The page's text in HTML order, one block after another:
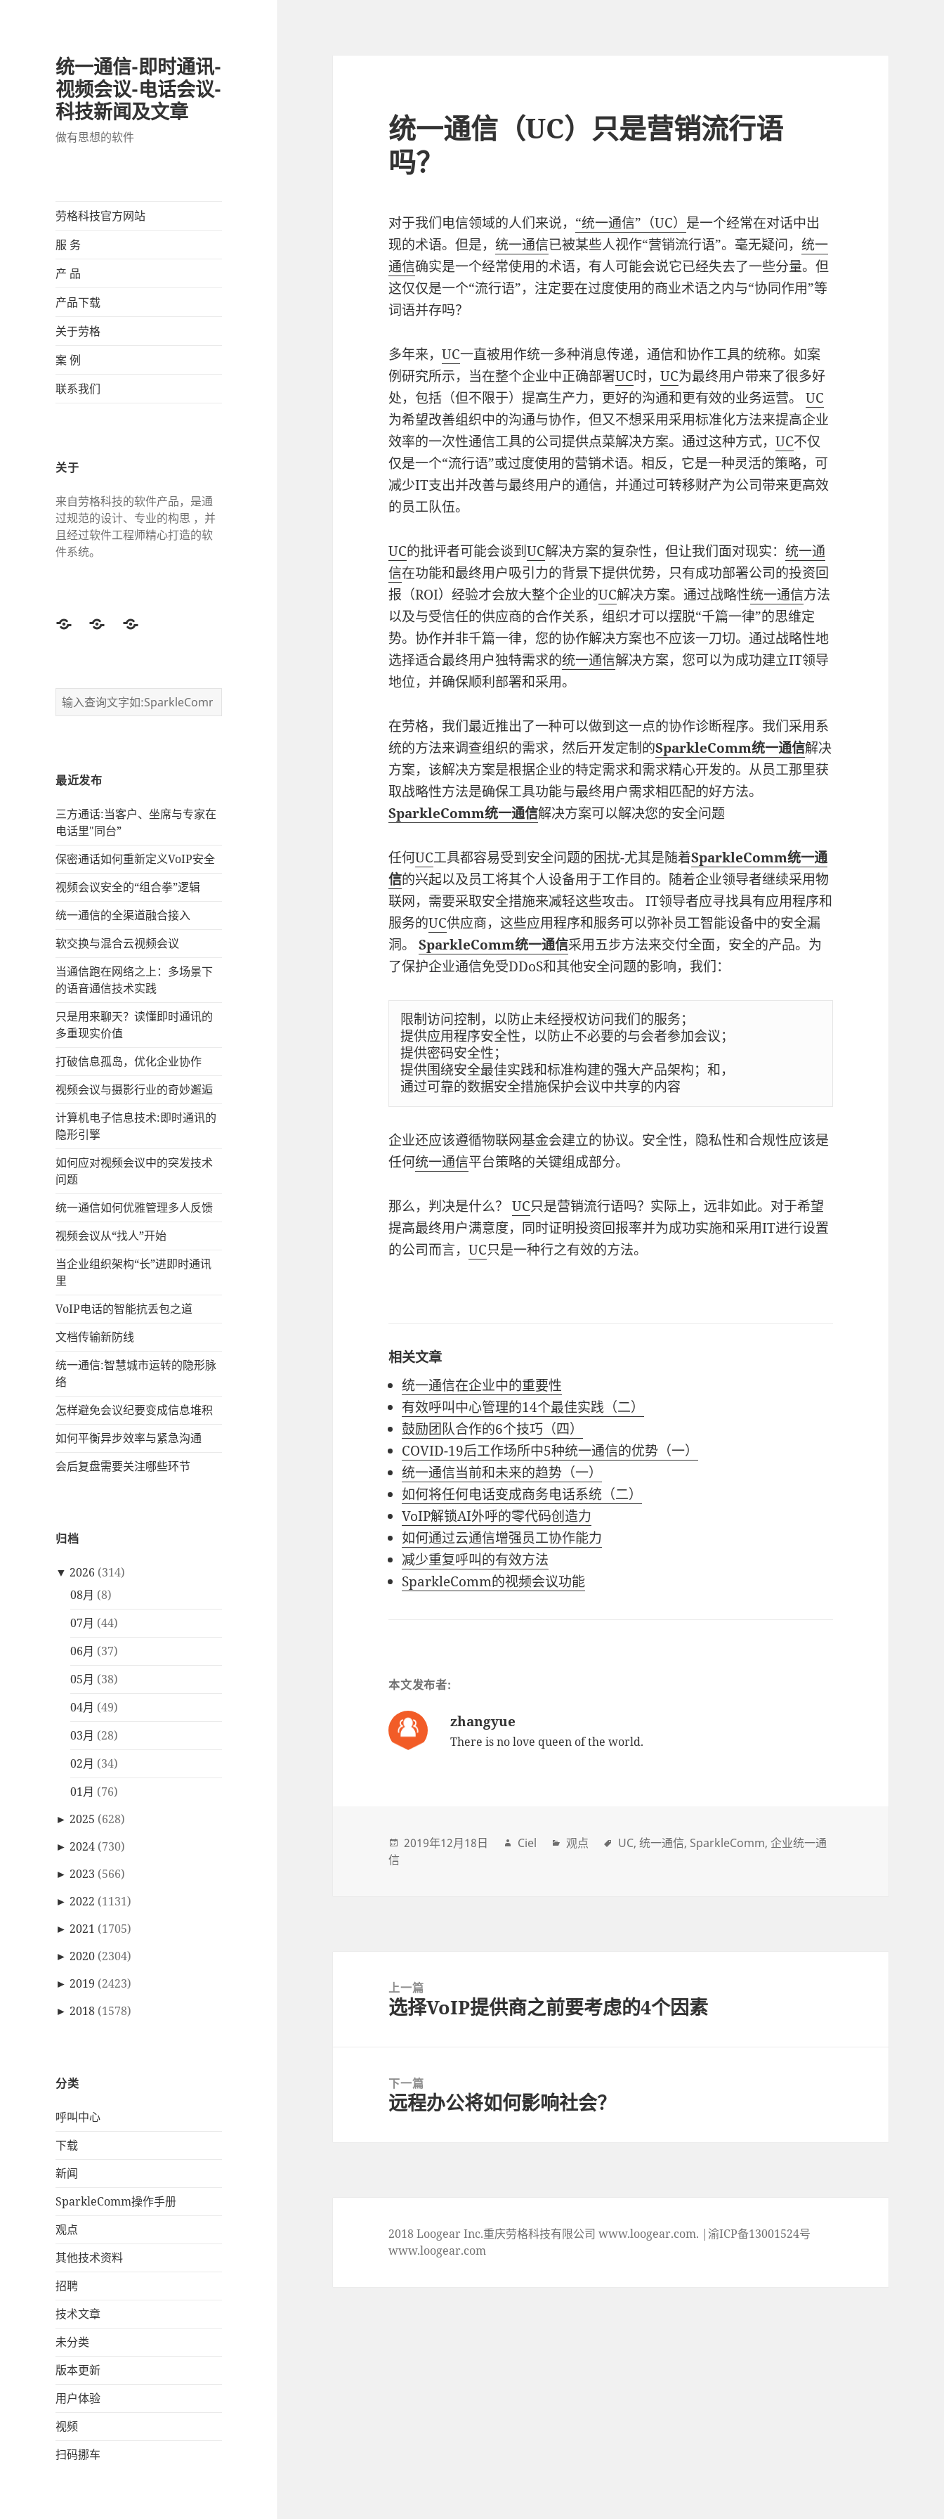
统一通信-即时通讯-
视频会议-电话会议-
科技新闻及文章
做有思想的软件
劳格科技官方网站
服 务
产 品
产品下载
关于劳格
案 例
联系我们
关于
来自劳格科技的软件产品，是通
过规范的设计、专业的构思 ，并
且经过软件工程师精心打造的软
件系统。
TwitterFacebookGoogle
最近发布
三方通话:当客户、坐席与专家在
电话里"同台”
保密通话如何重新定义VoIP安全
视频会议安全的“组合拳”逻辑
统一通信的‌全渠道融合接入
软交换与混合云视频会议
当通信跑在网络之上：多场景下
的语音通信技术实践
只是用来聊天？读懂即时通讯的
多重现实价值
打破信息孤岛，优化企业协作
视频会议与摄影行业的奇妙邂逅
计算机电子信息技术:即时通讯的
隐形引擎
如何应对视频会议中的突发技术
问题
统一通信如何优雅管理多人反馈
视频会议从“找人”开始
当企业组织架构“长”进即时通讯
里
VoIP电话的智能抗丢包之道
文档传输新防线
统一通信:智慧城市运转的隐形脉
络
怎样避免会议纪要变成信息堆积
如何平衡异步效率与紧急沟通
会后复盘需要关注哪些环节
归档
▼ 2026 (314)
08月 (8)
07月 (44)
06月 (37)
05月 (38)
04月 (49)
03月 (28)
02月 (34)
01月 (76)
► 2025 (628)
► 2024 (730)
► 2023 (566)
► 2022 (1131)
► 2021 (1705)
► 2020 (2304)
► 2019 (2423)
► 2018 (1578)
分类
呼叫中心
下载
新闻
SparkleComm操作手册
观点
其他技术资料
招聘
技术文章
未分类
版本更新
用户体验
视频
扫码挪车
统一通信（UC）只是营销流行语
吗？
对于我们电信领域的人们来说， “统一通信”（UC） 是一个经常在对话中出
现的术语。但是，统一通信已被某些人视作“营销流行语”。毫无疑问，统一
通信确实是一个经常使用的术语，有人可能会说它已经失去了一些分量。但
这仅仅是一个“流行语”，注定要在过度使用的商业术语之内与“协同作用”等
词语并存吗？
多年来，UC一直被用作统一多种消息传递，通信和协作工具的统称。如案
例研究所示，当在整个企业中正确部署UC时，UC为最终用户带来了很多好
处，包括（但不限于）提高生产力，更好的沟通和更有效的业务运营。UC
为希望改善组织中的沟通与协作，但又不想采用采用标准化方法来提高企业
效率的一次性通信工具的公司提供点菜解决方案。通过这种方式，UC不仅
仅是一个“流行语”或过度使用的营销术语。相反，它是一种灵活的策略，可
减少IT支出并改善与最终用户的通信，并通过可转移财产为公司带来更高效
的员工队伍。
UC的批评者可能会谈到UC解决方案的复杂性，但让我们面对现实：统一通
信在功能和最终用户吸引力的背景下提供优势，只有成功部署公司的投资回
报（ROI）经验才会放大整个企业的UC解决方案。通过战略性统一通信方法
以及与受信任的供应商的合作关系，组织才可以摆脱“千篇一律”的思维定
势。协作并非千篇一律，您的协作解决方案也不应该一刀切。通过战略性地
选择适合最终用户独特需求的统一通信解决方案，您可以为成功建立IT领导
地位，并确保顺利部署和采用。
在劳格，我们最近推出了一种可以做到这一点的协作诊断程序。我们采用系
统的方法来调查组织的需求，然后开发定制的SparkleComm统一通信解决
方案，该解决方案是根据企业的特定需求和需求精心开发的。从员工那里获
取战略性方法是确保工具功能与最终用户需求相匹配的好方法。
SparkleComm统一通信解决方案可以解决您的安全问题
任何UC工具都容易受到安全问题的困扰-尤其是随着SparkleComm统一通
信的兴起以及员工将其个人设备用于工作目的。随着企业领导者继续采用物
联网，需要采取安全措施来减轻这些攻击。 IT领导者应寻找具有应用程序和
服务的UC供应商，这些应用程序和服务可以弥补员工智能设备中的安全漏
洞。SparkleComm统一通信采用五步方法来交付全面，安全的产品。为
了保护企业通信免受DDoS和其他安全问题的影响，我们：
限制访问控制，以防止未经授权访问我们的服务；
提供应用程序安全性，以防止不必要的与会者参加会议；
提供密码安全性；
提供围绕安全最佳实践和标准构建的强大产品架构；和，
企业还应该遵循物联网基金会建立的协议。安全性，隐私性和合规性应该是
任何统一通信平台策略的关键组成部分。
那么，判决是什么？UC只是营销流行语吗？实际上，远非如此。对于希望
提高最终用户满意度，同时证明投资回报率并为成功实施和采用IT进行设置
的公司而言，UC只是一种行之有效的方法。
相关文章
统一通信在企业中的重要性
有效呼叫中心管理的14个最佳实践（二）
鼓励团队合作的6个技巧（四）
COVID-19后工作场所中5种统一通信的优势（一）
统一通信当前和未来的趋势（一）
如何将任何电话变成商务电话系统（二）
VoIP解锁AI外呼的零代码创造力
如何通过云通信增强员工协作能力
减少重复呼叫的有效方法
SparkleComm的视频会议功能
本文发布者:
zhangyue
There is no love queen of the world.
2019年12月18日 Ciel 观点 UC 统一通信 SparkleComm 企业统一通
信
navigation上一篇
上
章:
选择VoIP提供商之前要考虑的4个因素
下一篇
下
远程办公将如何影响社会？
2018 Loogear Inc.重庆劳格科技有限公司 www.loogear.com. |渝ICP备13001524号
www.loogear.com